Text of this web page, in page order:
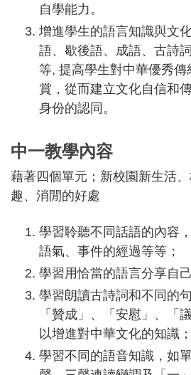
自學能力。
增進學生的語言知識與文
語、歇後語、成語、古詩
等, 提高學生對中華優秀
賞，從而建立文化自信和
身份的認同。
中一教學內容
藉著四個單元；新校園新生活
趣、消閒的好處
學習聆聽不同話語的內容
語氣、事件的經過等等；
學習用恰當的語言分享自
學習朗讀古詩詞和不同的
「贊成」、「安慰」、「
以增進對中華文化的知識；
學習不同的語音知識，如